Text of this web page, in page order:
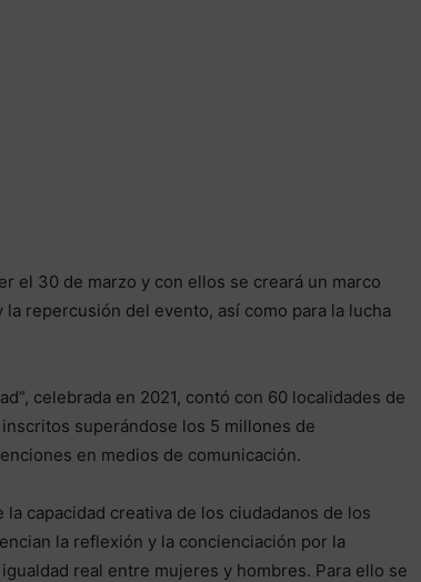
el 30 de marzo y con ellos se creará un marco
repercusión del evento, así como para la lucha
celebrada en 2021, contó con 60 localidades de
superándose los 5 millones de
en medios de comunicación.
capacidad creativa de los ciudadanos de los
la reflexión y la concienciación por la
real entre mujeres y hombres. Para ello se